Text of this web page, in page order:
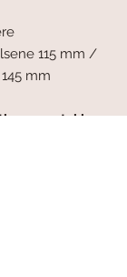
115 mm /
mm
munnstykke